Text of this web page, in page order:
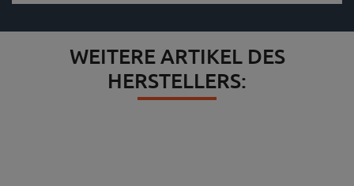
WEITERE ARTIKEL DES
HERSTELLERS: